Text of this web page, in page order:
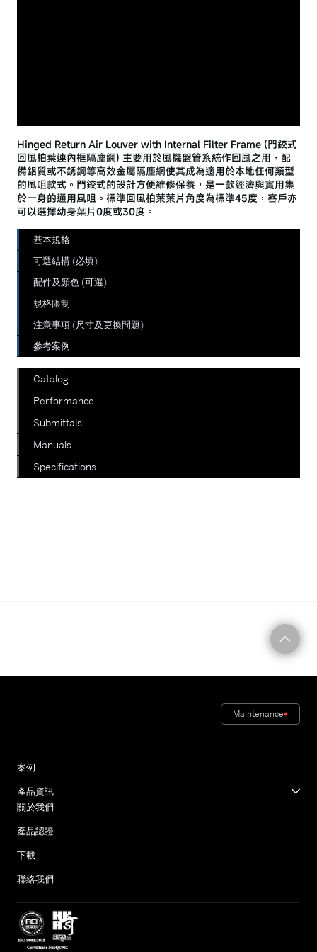
Catalog
Performance
Submittals
Manuals
Specifications
Hinged Return Air Louver with Internal Filter Frame (門鉸式
回風柏葉連內框隔塵網) 主要用於風機盤管系統作回風之用，配
備鋁質或不銹鋼等高效金屬隔塵網使其成為適用於本地任何類型
的風咀款式。門鉸式的設計方便維修保養，是一款經濟與實用集
於一身的通用風咀。標準回風柏葉葉片角度為標準45度，客戶亦
可以選擇幼身葉片0度或30度。
基本規格
可選結構 (必填)
配件及顏色 (可選)
規格限制
注意事項 (尺寸及更換問題)
參考案例
Maintenance
案例
產品資訊
關於我們
產品認證
下載
聯絡我們